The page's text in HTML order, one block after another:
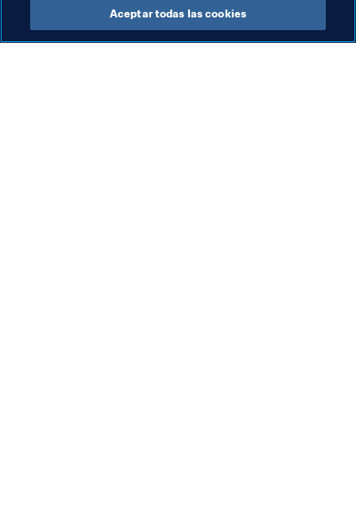
Aceptar todas las cookies